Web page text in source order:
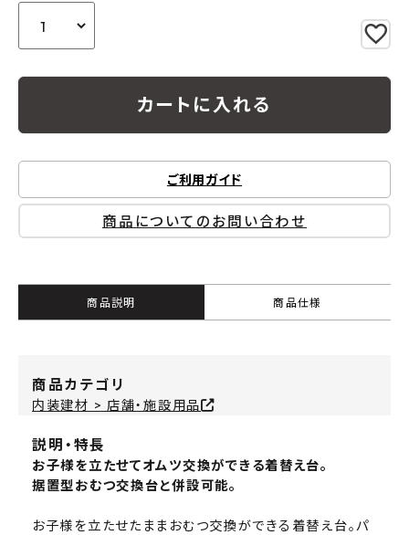
カートに入れる
ご利用ガイド
商品についてのお問い合わせ
商品説明 商品仕様
商品カテゴリ
内装建材 > 店舗・施設用品
説明・特長
お子様を立たせてオムツ交換ができる着替え台。
据置型おむつ交換台と併設可能。
お子様を立たせたままおむつ交換ができる着替え台。パ